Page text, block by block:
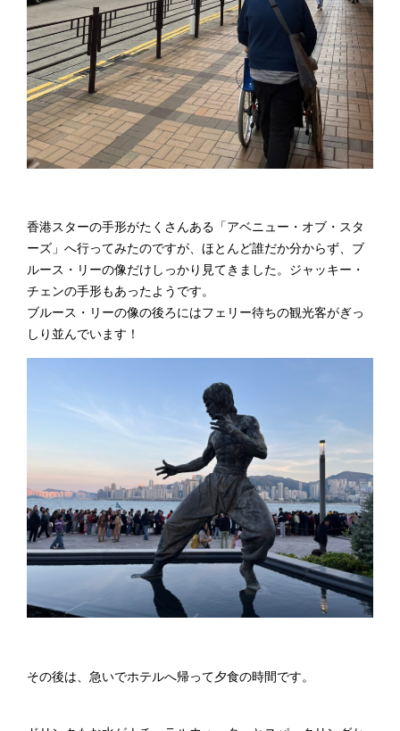
香港スターの手形がたくさんある「アベニュー・オブ・スタ
ーズ」へ行ってみたのですが、ほとんど誰だか分からず、ブ
ルース・リーの像だけしっかり見てきました。ジャッキー・
チェンの手形もあったようです。
ブルース・リーの像の後ろにはフェリー待ちの観光客がぎっ
しり並んでいます！
その後は、急いでホテルへ帰って夕食の時間です。